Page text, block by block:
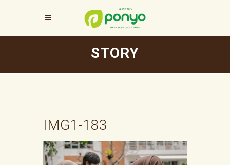
STORY
IMG1-183